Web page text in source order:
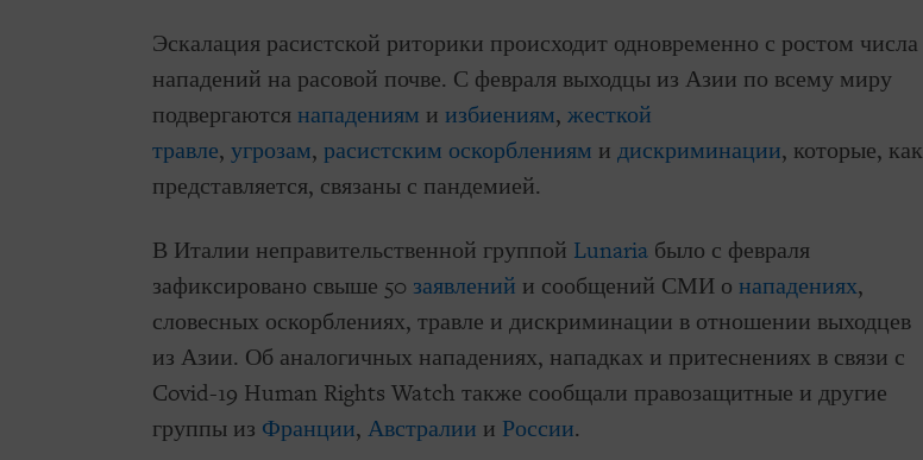
Эскалация расистской риторики происходит одновременно с ростом числа
нападений на расовой почве. С февраля выходцы из Азии по всему миру
подвергаются нападениям и избиениям, жесткой
травле, угрозам, расистским оскорблениям и дискриминации, которые, как
представляется, связаны с пандемией.
В Италии неправительственной группой Lunaria было с февраля
зафиксировано свыше 50 заявлений и сообщений СМИ о нападениях,
словесных оскорблениях, травле и дискриминации в отношении выходцев
из Азии. Об аналогичных нападениях, нападках и притеснениях в связи с
Covid-19 Human Rights Watch также сообщали правозащитные и другие
группы из Франции, Австралии и России.